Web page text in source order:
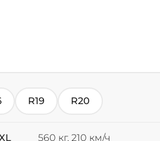
R19 R20
560 кг, 210 км/ч